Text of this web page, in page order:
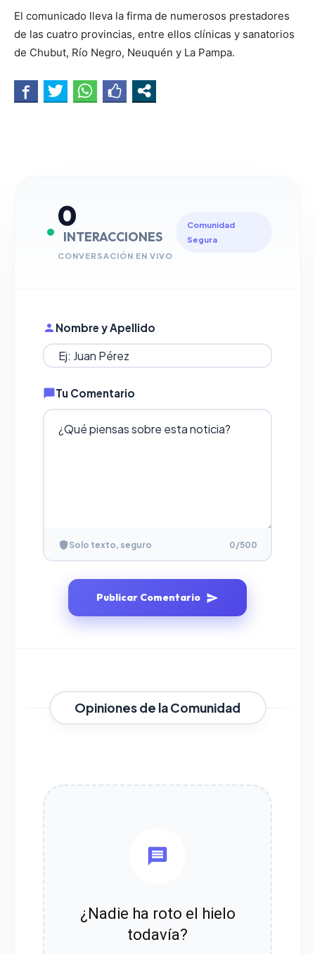
El comunicado lleva la firma de numerosos prestadores
de las cuatro provincias, entre ellos clínicas y sanatorios
de Chubut, Río Negro, Neuquén y La Pampa.
0
INTERACCIONES
CONVERSACIÓN EN VIVO
Comunidad
Segura
Nombre y Apellido
Tu Comentario
Solo texto, seguro 0/500
Publicar Comentario
Opiniones de la Comunidad
¿Nadie ha roto el hielo
todavía?